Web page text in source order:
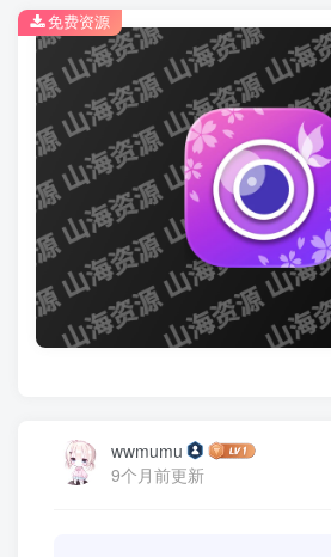
免费资源
wwmumu
9个月前更新